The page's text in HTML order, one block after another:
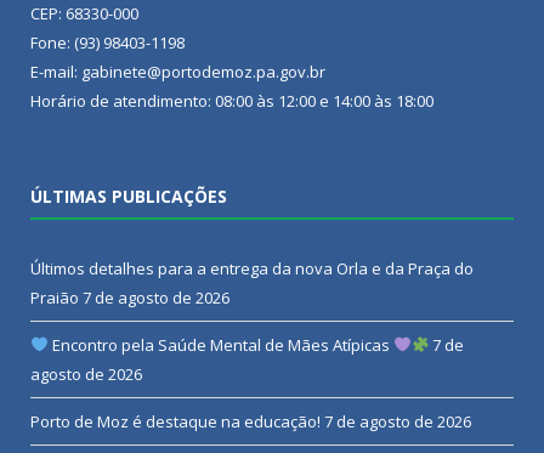
CEP: 68330-000
Fone: (93) 98403-1198
E-mail: gabinete@portodemoz.pa.gov.br
Horário de atendimento: 08:00 às 12:00 e 14:00 às 18:00
ÚLTIMAS PUBLICAÇÕES
Últimos detalhes para a entrega da nova Orla e da Praça do
Praião 7 de agosto de 2026
Encontro pela Saúde Mental de Mães Atípicas
7 de
agosto de 2026
Porto de Moz é destaque na educação! 7 de agosto de 2026